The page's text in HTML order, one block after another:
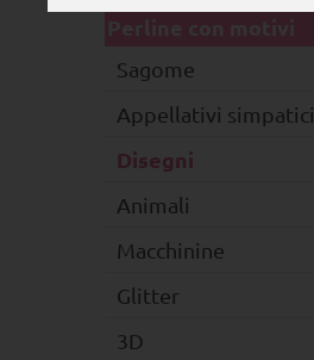
Sagome
Appellativi simpatici
Disegni
Animali
Macchinine
Glitter
3D